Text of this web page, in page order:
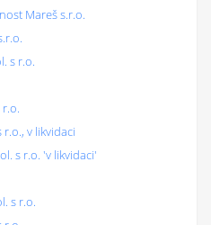
Mareš s.r.o.
s r.o.
r.o.
r.o., v likvidaci
s r.o. 'v likvidaci'
s r.o.